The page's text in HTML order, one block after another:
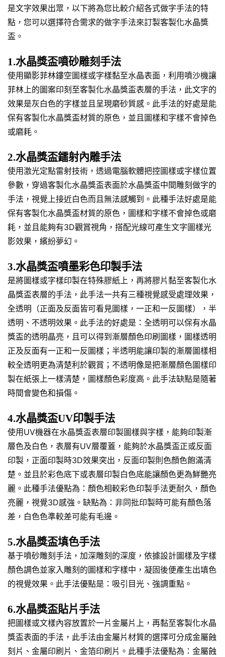
是文字效果出眾，以下將為您比較介紹各式做字手法的特
點，您可以選擇符合需求的做字手法來訂製客製化水晶獎
盃。
1.水晶獎盃噴砂雕刻手法
使用顯影菲林鏤空圖樣或字樣黏至水晶表面，利用噴沙機讓
菲林上的圖案印刻至客製化水晶獎盃表層的手法，此文字的
效果是灰白色的字樣並且呈現磨砂質感。此手法的好處是能
保有客製化水晶獎盃材質的原色，並且圖樣和字樣不會掉色
或磨耗。
2.水晶獎盃鐳射內雕手法
使用激光定點雷射技術，透過電腦軟體把控圖樣或字樣位置
參數，穿過客製化水晶獎盃表面於水晶獎盃中間雕刻做字的
手法，視覺上接近白色而且無法感觸到。此種手法好處是能
保有客製化水晶獎盃材質的原色，圖樣和字樣不會掉色或磨
耗，並且能夠有3D觀賞視角，搭配光線可產生文字圖樣光
影效果，繽紛夢幻。
3.水晶獎盃噴墨彩色印製手法
是將圖樣或字樣印製在特殊膠紙上，再將膠片黏至客製化水
晶獎盃表層的手法，此手法一共有三種視覺感受處理效果，
全透明（正面及反面皆可看見圖樣，一正和一反圖樣），半
透明、不透明效果。此手法的好處是：全透明可以保有水晶
獎盃的透明晶亮，且可以得到漸層顏色印刷圖樣，圖樣透明
正及反面有一正和一反圖樣；半透明能讓印製的漸層圖樣相
較全透明更為清楚利於觀賞；不透明像是把漸層顏色圖樣印
製在紙張上一樣清楚，圖樣顏色彩度高。此手法缺點是隨著
時間會變色和損傷。
4.水晶獎盃UV印製手法
使用UV機器在水晶獎盃表層印製圖樣與字樣，能夠印製漸
層色及白色，表層有UV層覆蓋，能夠於水晶獎盃正或反面
印製，正面印製時3D效果突出，反面印製則色顏色飽滿清
楚。並且於彩色底下或表層印製白色底能讓顏色更為鮮艷亮
麗。此種手法優點為：顏色相較彩色印製手法更耐久，顏色
亮麗，視覺3D感強。缺點為：非同批印製時可能有顏色落
差，白色色準較差可能有毛邊。
5.水晶獎盃填色手法
基于噴砂雕刻手法，加深雕刻的深度，依據設計圖樣及字樣
顏色調色並家入雕刻的圖樣和字樣中，凝固後便產生出填色
的視覺效果。此手法優點是：吸引目光、強調重點。
6.水晶獎盃貼片手法
把圖樣或文樣內容放置於一片金屬片上，再黏至客製化水晶
獎盃表面的手法，此手法由金屬片材質的選擇可分成金屬蝕
刻片、金屬印刷片、金箔印刷片。此種手法優點為：金屬蝕